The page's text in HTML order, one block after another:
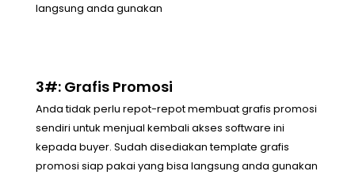
langsung anda gunakan
3#: Grafis Promosi
Anda tidak perlu repot-repot membuat grafis promosi
sendiri untuk menjual kembali akses software ini
kepada buyer. Sudah disediakan template grafis
promosi siap pakai yang bisa langsung anda gunakan